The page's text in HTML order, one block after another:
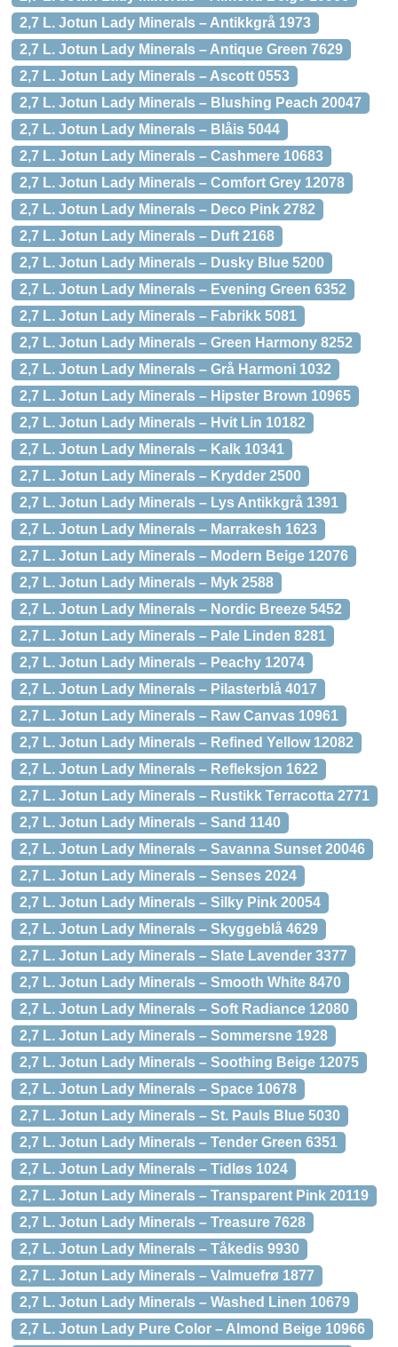
2,7 L. Jotun Lady Minerals – Antikkgrå 1973
2,7 L. Jotun Lady Minerals – Antique Green 7629
2,7 L. Jotun Lady Minerals – Ascott 0553
2,7 L. Jotun Lady Minerals – Blushing Peach 20047
2,7 L. Jotun Lady Minerals – Blåis 5044
2,7 L. Jotun Lady Minerals – Cashmere 10683
2,7 L. Jotun Lady Minerals – Comfort Grey 12078
2,7 L. Jotun Lady Minerals – Deco Pink 2782
2,7 L. Jotun Lady Minerals – Duft 2168
2,7 L. Jotun Lady Minerals – Dusky Blue 5200
2,7 L. Jotun Lady Minerals – Evening Green 6352
2,7 L. Jotun Lady Minerals – Fabrikk 5081
2,7 L. Jotun Lady Minerals – Green Harmony 8252
2,7 L. Jotun Lady Minerals – Grå Harmoni 1032
2,7 L. Jotun Lady Minerals – Hipster Brown 10965
2,7 L. Jotun Lady Minerals – Hvit Lin 10182
2,7 L. Jotun Lady Minerals – Kalk 10341
2,7 L. Jotun Lady Minerals – Krydder 2500
2,7 L. Jotun Lady Minerals – Lys Antikkgrå 1391
2,7 L. Jotun Lady Minerals – Marrakesh 1623
2,7 L. Jotun Lady Minerals – Modern Beige 12076
2,7 L. Jotun Lady Minerals – Myk 2588
2,7 L. Jotun Lady Minerals – Nordic Breeze 5452
2,7 L. Jotun Lady Minerals – Pale Linden 8281
2,7 L. Jotun Lady Minerals – Peachy 12074
2,7 L. Jotun Lady Minerals – Pilasterblå 4017
2,7 L. Jotun Lady Minerals – Raw Canvas 10961
2,7 L. Jotun Lady Minerals – Refined Yellow 12082
2,7 L. Jotun Lady Minerals – Refleksjon 1622
2,7 L. Jotun Lady Minerals – Rustikk Terracotta 2771
2,7 L. Jotun Lady Minerals – Sand 1140
2,7 L. Jotun Lady Minerals – Savanna Sunset 20046
2,7 L. Jotun Lady Minerals – Senses 2024
2,7 L. Jotun Lady Minerals – Silky Pink 20054
2,7 L. Jotun Lady Minerals – Skyggeblå 4629
2,7 L. Jotun Lady Minerals – Slate Lavender 3377
2,7 L. Jotun Lady Minerals – Smooth White 8470
2,7 L. Jotun Lady Minerals – Soft Radiance 12080
2,7 L. Jotun Lady Minerals – Sommersne 1928
2,7 L. Jotun Lady Minerals – Soothing Beige 12075
2,7 L. Jotun Lady Minerals – Space 10678
2,7 L. Jotun Lady Minerals – St. Pauls Blue 5030
2,7 L. Jotun Lady Minerals – Tender Green 6351
2,7 L. Jotun Lady Minerals – Tidløs 1024
2,7 L. Jotun Lady Minerals – Transparent Pink 20119
2,7 L. Jotun Lady Minerals – Treasure 7628
2,7 L. Jotun Lady Minerals – Tåkedis 9930
2,7 L. Jotun Lady Minerals – Valmuefrø 1877
2,7 L. Jotun Lady Minerals – Washed Linen 10679
2,7 L. Jotun Lady Pure Color – Almond Beige 10966